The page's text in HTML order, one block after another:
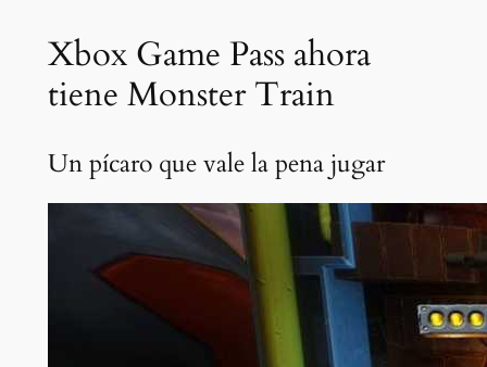
Xbox Game Pass ahora
tiene Monster Train
Un pícaro que vale la pena jugar